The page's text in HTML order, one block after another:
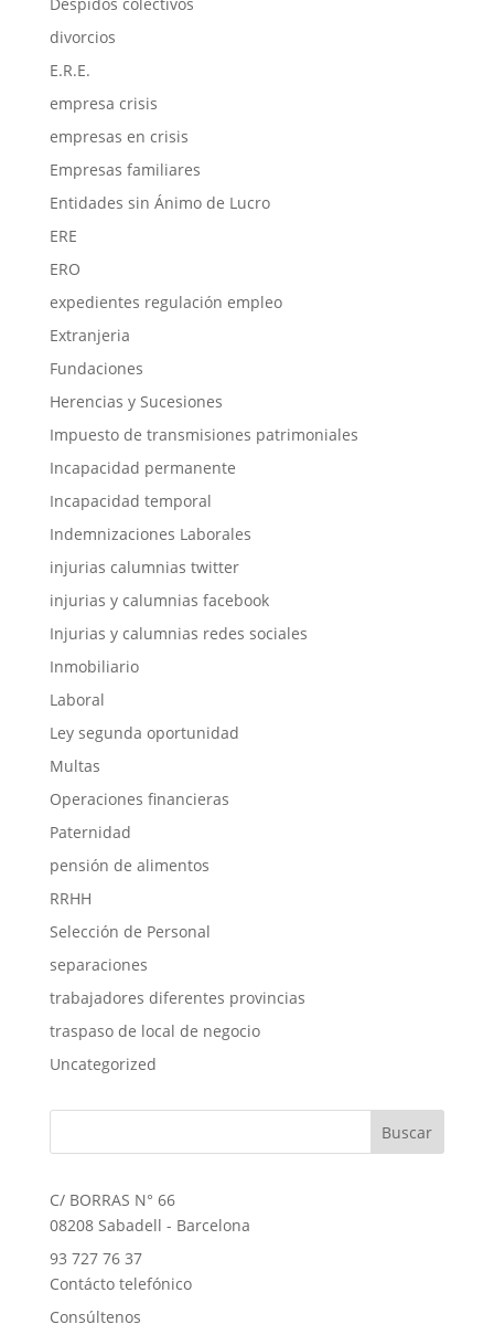
divorcios
E.R.E.
empresa crisis
empresas en crisis
Empresas familiares
Entidades sin Ánimo de Lucro
ERE
ERO
expedientes regulación empleo
Extranjeria
Fundaciones
Herencias y Sucesiones
Impuesto de transmisiones patrimoniales
Incapacidad permanente
Incapacidad temporal
Indemnizaciones Laborales
injurias calumnias twitter
injurias y calumnias facebook
Injurias y calumnias redes sociales
Inmobiliario
Laboral
Ley segunda oportunidad
Multas
Operaciones financieras
Paternidad
pensión de alimentos
RRHH
Selección de Personal
separaciones
trabajadores diferentes provincias
traspaso de local de negocio
Uncategorized
C/ BORRAS N° 66
08208 Sabadell - Barcelona
93 727 76 37
Contácto telefónico
Consúltenos